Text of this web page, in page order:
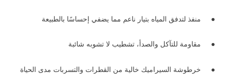
● منفذ لتدفق المياه بتيار ناعم مما يضفي إحساسًا بالطبيعة
● مقاومة للتآكل والصدأ، تشطيب لا تشوبه شائبة
● خرطوشة السيراميك خالية من القطرات والتسربات مدى الحياة